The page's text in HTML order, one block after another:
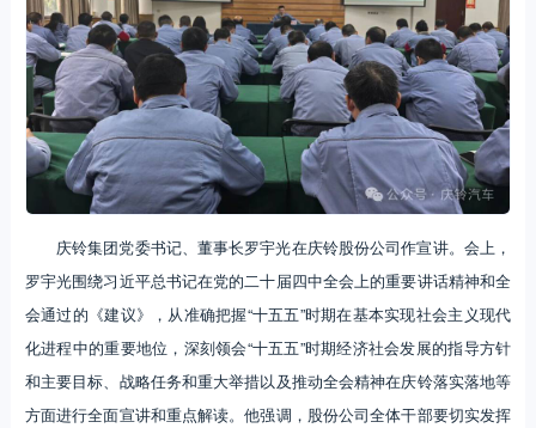
庆铃集团党委书记、董事长罗宇光在庆铃股份公司作宣讲。会上，
罗宇光围绕习近平总书记在党的二十届四中全会上的重要讲话精神和全
会通过的《建议》，从准确把握“十五五”时期在基本实现社会主义现代
化进程中的重要地位，深刻领会“十五五”时期经济社会发展的指导方针
和主要目标、战略任务和重大举措以及推动全会精神在庆铃落实落地等
方面进行全面宣讲和重点解读。他强调，股份公司全体干部要切实发挥